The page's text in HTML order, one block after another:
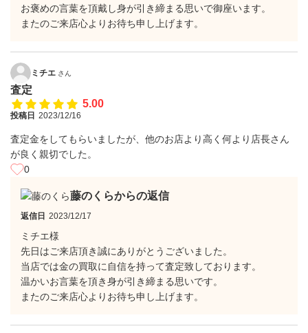
お褒めの言葉を頂戴し身が引き締まる思いで御座います。
またのご来店心よりお待ち申し上げます。
ミチエ さん
査定
5.00
投稿日 2023/12/16
査定金をしてもらいましたが、他のお店より高く何より店長さん
が良く親切でした。
0
藤のくらからの返信
返信日 2023/12/17
ミチエ様
先日はご来店頂き誠にありがとうございました。
当店では金の買取に自信を持って査定致しております。
温かいお言葉を頂き身が引き締まる思いです。
またのご来店心よりお待ち申し上げます。